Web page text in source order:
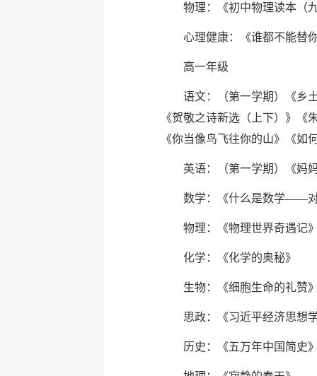
物理：《初中物理读本（
心理健康：《谁都不能替
高一年级
语文：（第一学期）《乡
《贺敬之诗新选（上下）》
《你当像鸟飞往你的山》《如
英语：（第一学期）《妈
数学：《什么是数学——
物理：《物理世界奇遇记
化学：《化学的奥秘》
生物：《细胞生命的礼赞
思政：《习近平经济思想
历史：《五万年中国简史